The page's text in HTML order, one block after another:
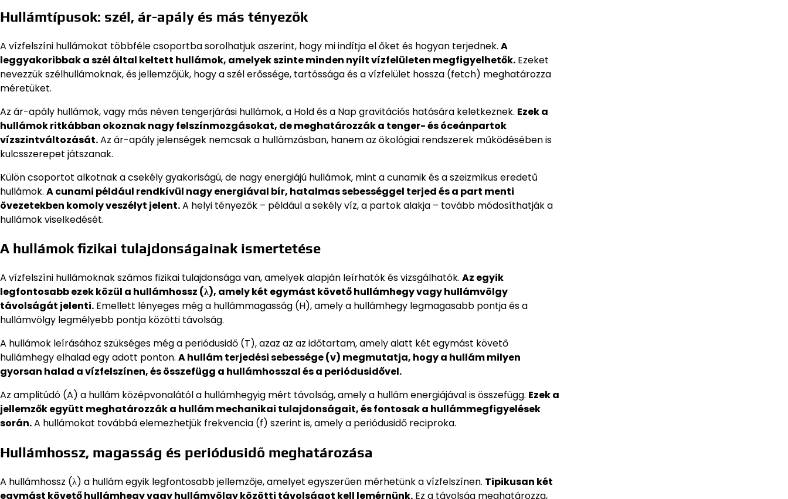
Hullámtípusok: szél, ár-apály és más tényezők
A vízfelszíni hullámokat többféle csoportba sorolhatjuk aszerint, hogy mi indítja el őket és hogyan terjednek. A
leggyakoribbak a szél által keltett hullámok, amelyek szinte minden nyílt vízfelületen megfigyelhetők. Ezeket
nevezzük szélhullámoknak, és jellemzőjük, hogy a szél erőssége, tartóssága és a vízfelület hossza (fetch) meghatározza
méretüket.
Az ár-apály hullámok, vagy más néven tengerjárási hullámok, a Hold és a Nap gravitációs hatására keletkeznek. Ezek a
hullámok ritkábban okoznak nagy felszínmozgásokat, de meghatározzák a tenger- és óceánpartok
vízszintváltozását.Az ár-apály jelenségek nemcsak a hullámzásban, hanem az ökológiai rendszerek működésében is
kulcsszerepet játszanak.
Külön csoportot alkotnak a csekély gyakoriságú, de nagy energiájú hullámok, mint a cunamik és a szeizmikus eredetű
hullámok. A cunami például rendkívül nagy energiával bír, hatalmas sebességgel terjed és a part menti
övezetekben komoly veszélyt jelent.A helyi tényezők – például a sekély víz, a partok alakja – tovább módosíthatják a
hullámok viselkedését.
A hullámok fizikai tulajdonságainak ismertetése
A vízfelszíni hullámoknak számos fizikai tulajdonsága van, amelyek alapján leírhatók és vizsgálhatók. Az egyik
legfontosabb ezek közül a hullámhossz (λ), amely két egymást követő hullámhegy vagy hullámvölgy
távolságát jelenti. Emellett lényeges még a hullámmagasság (H), amely a hullámhegy legmagasabb pontja és a
hullámvölgy legmélyebb pontja közötti távolság.
A hullámok leírásához szükséges még a periódusidő (T), azaz az az időtartam, amely alatt két egymást követő
hullámhegy elhalad egy adott ponton. A hullám terjedési sebessége (v) megmutatja, hogy a hullám milyen
gyorsan halad a vízfelszínen, és összefügg a hullámhosszal és a periódusidővel.
Az amplitúdó (A) a hullám középvonalától a hullámhegyig mért távolság, amely a hullám energiájával is összefügg. Ezek a
jellemzők együtt meghatározzák a hullám mechanikai tulajdonságait, és fontosak a hullámmegfigyelések
során.A hullámokat továbbá elemezhetjük frekvencia (f) szerint is, amely a periódusidő reciproka.
Hullámhossz, magasság és periódusidő meghatározása
A hullámhossz (λ) a hullám egyik legfontosabb jellemzője, amelyet egyszerűen mérhetünk a vízfelszínen. Tipikusan két
egymást követő hullámhegy vagy hullámvölgy közötti távolságot kell lemérnünk. Ez a távolság meghatározza,